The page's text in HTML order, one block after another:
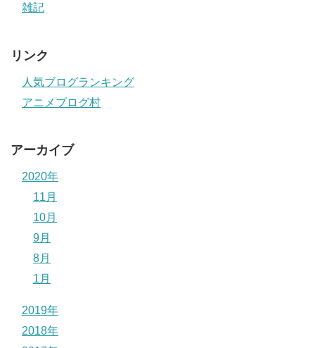
雑記
リンク
人気ブログランキング
アニメブログ村
アーカイブ
2020年
11月
10月
9月
8月
1月
2019年
2018年